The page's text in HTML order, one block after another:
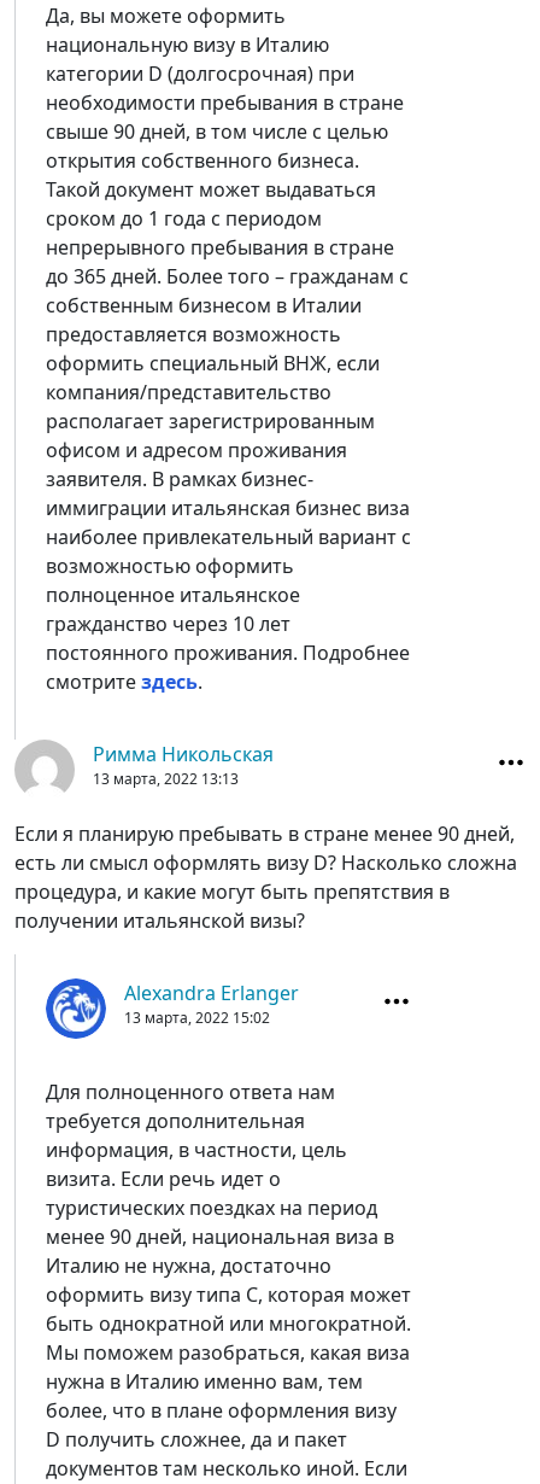
Да, вы можете оформить
национальную визу в Италию
категории D (долгосрочная) при
необходимости пребывания в стране
свыше 90 дней, в том числе с целью
открытия собственного бизнеса.
Такой документ может выдаваться
сроком до 1 года с периодом
непрерывного пребывания в стране
до 365 дней. Более того – гражданам с
собственным бизнесом в Италии
предоставляется возможность
оформить специальный ВНЖ, если
компания/представительство
располагает зарегистрированным
офисом и адресом проживания
заявителя. В рамках бизнес-
иммиграции итальянская бизнес виза
наиболее привлекательный вариант с
возможностью оформить
полноценное итальянское
гражданство через 10 лет
постоянного проживания. Подробнее
смотритездесь.
Римма Никольская
13 марта, 2022 13:13
Если я планирую пребывать в стране менее 90 дней,
есть ли смысл оформлять визу D? Насколько сложна
процедура, и какие могут быть препятствия в
получении итальянской визы?
Alexandra Erlanger
13 марта, 2022 15:02
Для полноценного ответа нам
требуется дополнительная
информация, в частности, цель
визита. Если речь идет о
туристических поездках на период
менее 90 дней, национальная виза в
Италию не нужна, достаточно
оформить визу типа С, которая может
быть однократной или многократной.
Мы поможем разобраться, какая виза
нужна в Италию именно вам, тем
более, что в плане оформления визу
D получить сложнее, да и пакет
документов там несколько иной. Если